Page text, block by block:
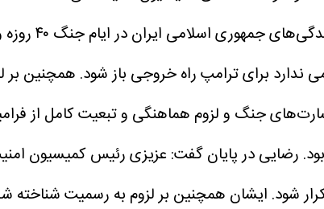
دشمن تاکید
ندارد برای ترامپ راه خروجی باز شود. همچنین بر
جنگ و لزوم هماهنگی و تبعیت کامل از
رضایی در پایان گفت: عزیزی رئیس کمیسیون
شود. ایشان همچنین بر لزوم به رسمیت شناخته